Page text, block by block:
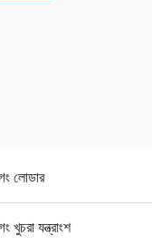
লোডার
খুচরা যন্ত্রাংশ